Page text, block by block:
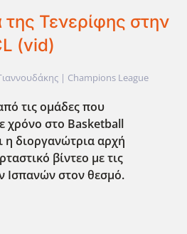
Τενερίφης στην
(vid)
| Champions League
τις ομάδες που
χρόνο στο Basketball
η διοργανώτρια αρχή
βίντεο με τις
Ισπανών στον θεσμό.